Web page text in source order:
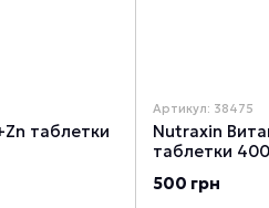
таблетки
Артикул: 38475
Nutraxin
таблетки
500 грн